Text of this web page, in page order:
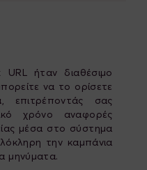
ήταν διαθέσιμο
να το ορίσετε
, επιτρέποντάς σας
χρόνο αναφορές
μέσα στο σύστημα
την καμπάνια
μηνύματα.